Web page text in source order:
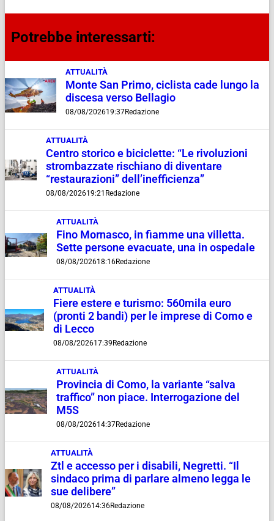
Potrebbe interessarti:
ATTUALITÀ
Monte San Primo, ciclista cade lungo la
discesa verso Bellagio
08/08/202619:37Redazione
ATTUALITÀ
Centro storico e biciclette: “Le rivoluzioni
strombazzate rischiano di diventare
“restaurazioni” dell’inefficienza”
08/08/202619:21 Redazione
ATTUALITÀ
Fino Mornasco, in fiamme una villetta.
Sette persone evacuate, una in ospedale
08/08/202618:16Redazione
ATTUALITÀ
Fiere estere e turismo: 560mila euro
(pronti 2 bandi) per le imprese di Como e
di Lecco
08/08/202617:39 Redazione
ATTUALITÀ
Provincia di Como, la variante “salva
traffico” non piace. Interrogazione del
M5S
08/08/202614:37Redazione
ATTUALITÀ
Ztl e accesso per i disabili, Negretti. “Il
sindaco prima di parlare almeno legga le
sue delibere”
08/08/202614:36Redazione